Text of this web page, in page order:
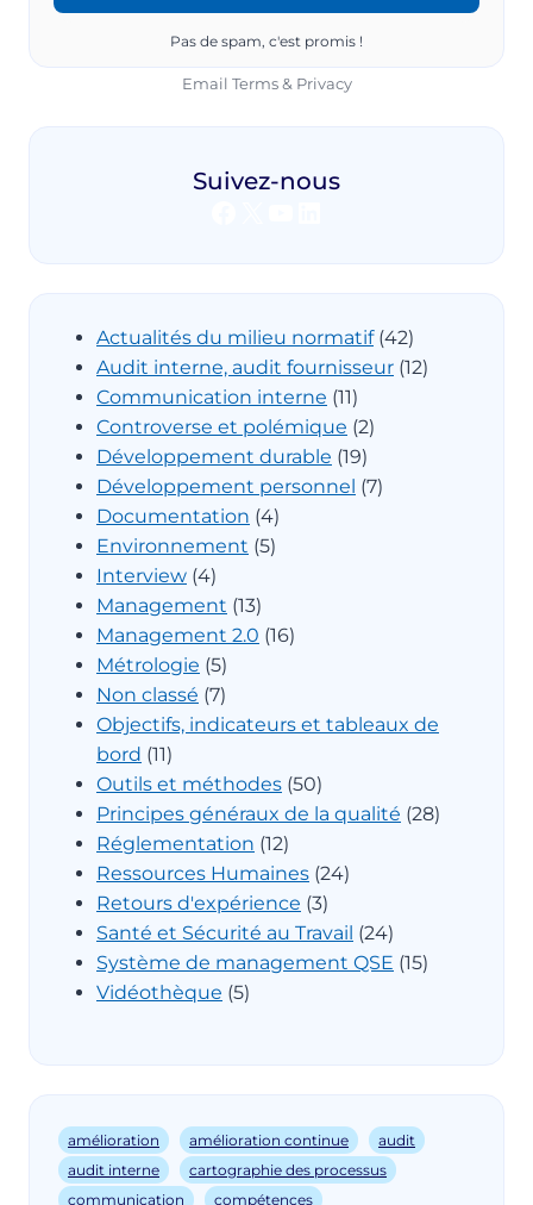
Pas de spam, c'est promis !
Email Terms& Privacy
Suivez-nous
Actualités du milieu normatif(42)
Audit interne, audit fournisseur (12)
Communication interne (11)
Controverse et polémique (2)
Développement durable (19)
Développement personnel (7)
Documentation (4)
Environnement (5)
Interview (4)
Management (13)
Management 2.0 (16)
Métrologie (5)
Non classé (7)
Objectifs, indicateurs et tableaux de
bord (11)
Outils et méthodes (50)
Principes généraux de la qualité (28)
Réglementation (12)
Ressources Humaines (24)
Retours d'expérience (3)
Santé et Sécurité au Travail (24)
Système de management QSE (15)
Vidéothèque (5)
amélioration amélioration continue
audit
audit interne
cartographie des processus
communication
compétences